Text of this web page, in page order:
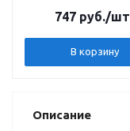
747 руб./шт
В корзину
Описание